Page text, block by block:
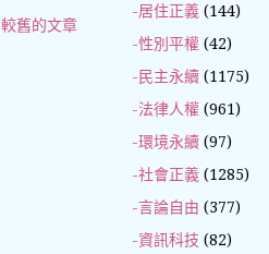
較舊的文章
-居住正義 (144)
-性別平權 (42)
-民主永續 (1175)
-法律人權 (961)
-環境永續 (97)
-社會正義 (1285)
-言論自由 (377)
-資訊科技 (82)